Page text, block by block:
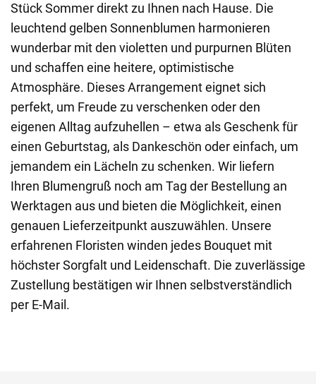
Stück Sommer direkt zu Ihnen nach Hause. Die
leuchtend gelben Sonnenblumen harmonieren
wunderbar mit den violetten und purpurnen Blüten
und schaffen eine heitere, optimistische
Atmosphäre. Dieses Arrangement eignet sich
perfekt, um Freude zu verschenken oder den
eigenen Alltag aufzuhellen – etwa als Geschenk für
einen Geburtstag, als Dankeschön oder einfach, um
jemandem ein Lächeln zu schenken. Wir liefern
Ihren Blumengruß noch am Tag der Bestellung an
Werktagen aus und bieten die Möglichkeit, einen
genauen Lieferzeitpunkt auszuwählen. Unsere
erfahrenen Floristen winden jedes Bouquet mit
höchster Sorgfalt und Leidenschaft. Die zuverlässige
Zustellung bestätigen wir Ihnen selbstverständlich
per E-Mail.